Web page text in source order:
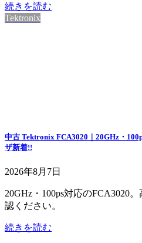
続きを読む
Tektronix
中古 Tektronix FCA3020｜20GHz・
ザ新着!!
2026年8月7日
20GHz・100ps対応のFCA3020
認ください。
続きを読む